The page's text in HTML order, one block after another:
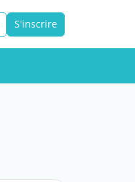
S'inscrire